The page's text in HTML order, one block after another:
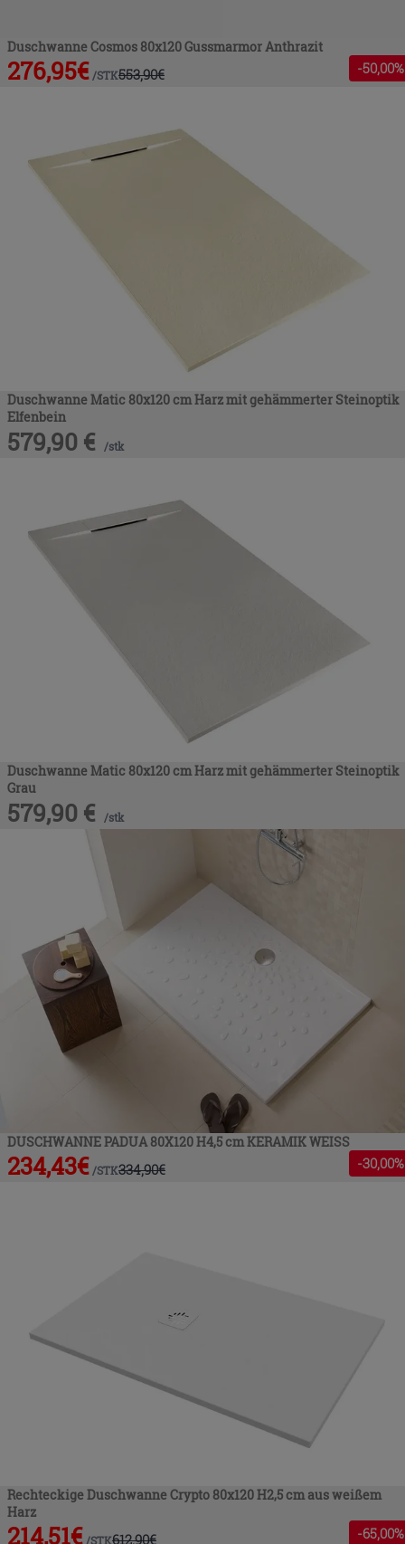
Duschwanne Cosmos 80x120 Gussmarmor Anthrazit
276,95€ /STK553,90€ -50,00%
Duschwanne Matic 80x120 cm Harz mit gehämmerter Steinoptik
Elfenbein
579,90 € /stk
Duschwanne Matic 80x120 cm Harz mit gehämmerter Steinoptik
Grau
579,90 € /stk
DUSCHWANNE PADUA 80X120 H4,5 cm KERAMIK WEISS
234,43€ /STK334,90€ -30,00%
Rechteckige Duschwanne Crypto 80x120 H2,5 cm aus weißem
Harz
214,51€ /STK612,90€ -65,00%